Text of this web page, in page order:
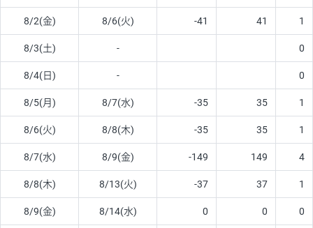
8/2(金) 8/6(火) -41 41 1
8/3(土) - 0
8/4(日) - 0
8/5(月) 8/7(水) -35 35 1
8/6(火) 8/8(木) -35 35 1
8/7(水) 8/9(金) -149 149 4
8/8(木) 8/13(火) -37 37 1
8/9(金) 8/14(水) 0 0 0